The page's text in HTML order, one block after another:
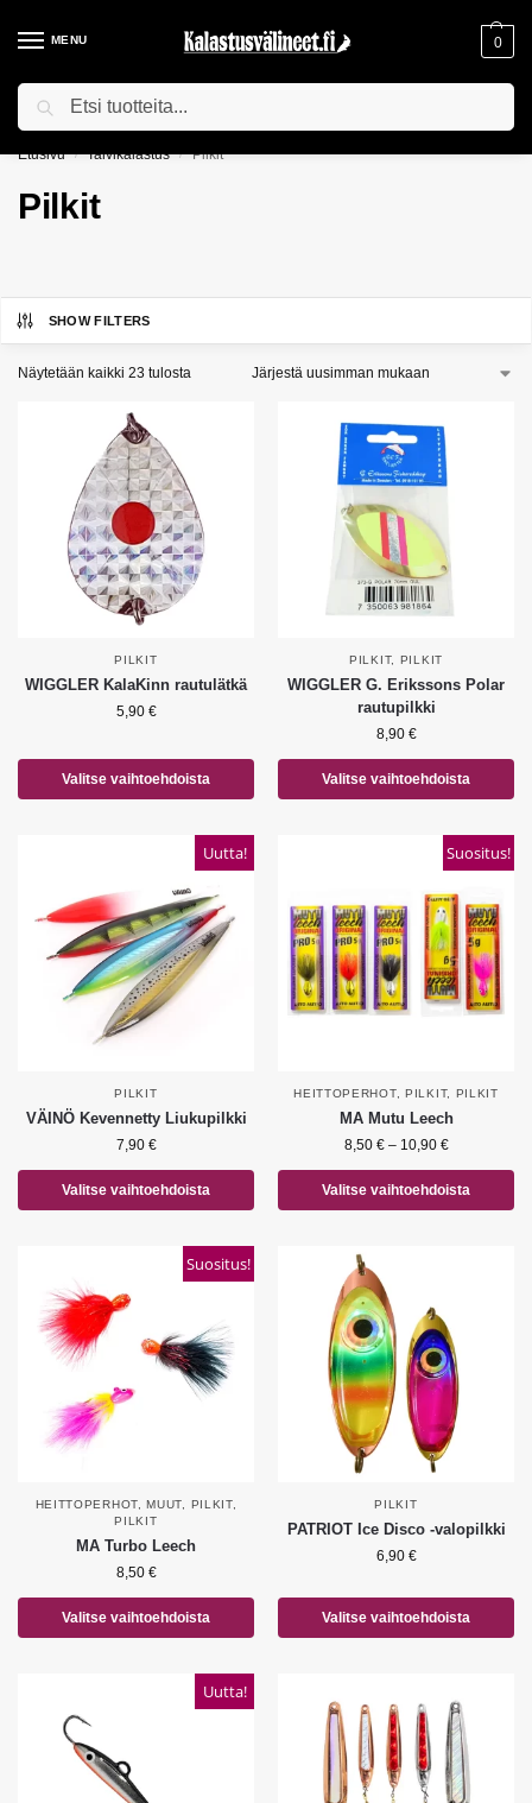
MENU 0
ILMAINEN TOIMITUS YLI 75€ TILAUKSILLE!
Etusivu / Talvikalastus / Pilkit
Pilkit
SHOW FILTERS
Näytetään kaikki 23 tulosta
PILKIT
WIGGLER KalaKinn rautulätkä
5,90 €
Valitse vaihtoehdoista
PILKIT, PILKIT
WIGGLER G. Erikssons Polar
rautupilkki
8,90 €
Valitse vaihtoehdoista
Uutta!
PILKIT
VÄINÖ Kevennetty Liukupilkki
7,90 €
Valitse vaihtoehdoista
Suositus!
HEITTOPERHOT, PILKIT, PILKIT
MA Mutu Leech
8,50 € – 10,90 €
Valitse vaihtoehdoista
Suositus!
HEITTOPERHOT,MUUT PILKIT,
PILKIT
MA Turbo Leech
8,50 €
Valitse vaihtoehdoista
PILKIT
PATRIOT Ice Disco -valopilkki
6,90 €
Valitse vaihtoehdoista
Uutta!